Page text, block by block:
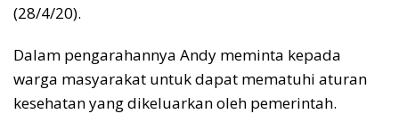
(28/4/20).
Dalam pengarahannya Andy meminta kepada
warga masyarakat untuk dapat mematuhi aturan
kesehatan yang dikeluarkan oleh pemerintah.